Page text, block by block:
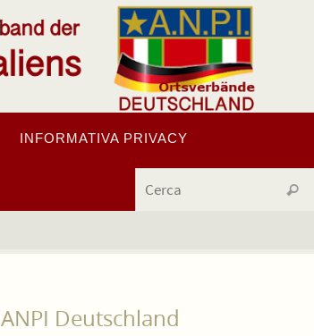
INFORMATIVA PRIVACY
Cerca
ANPI Deutschland